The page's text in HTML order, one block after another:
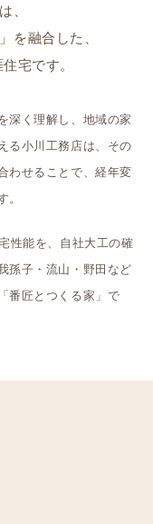
、
を融合した、
宅です。
深く理解し、地域の家
る小川工務店は、その
わせることで、経年変
。
性能を、自社大工の確
孫子・流山・野田など
番匠とつくる家」で